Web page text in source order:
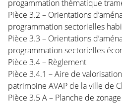
progammation thématique
Pièce 3.2 – Orientations
programmation sectorielles
Pièce 3.3 – Orientations
programmation sectorielles
Pièce 3.4 – Règlement
Pièce 3.4.1 – Aire de
patrimoine AVAP de la ville de
Pièce 3.5 A – Planche de